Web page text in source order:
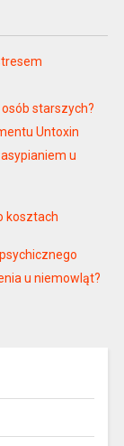
starszych?
Untoxin
u
kosztach
u niemowląt?